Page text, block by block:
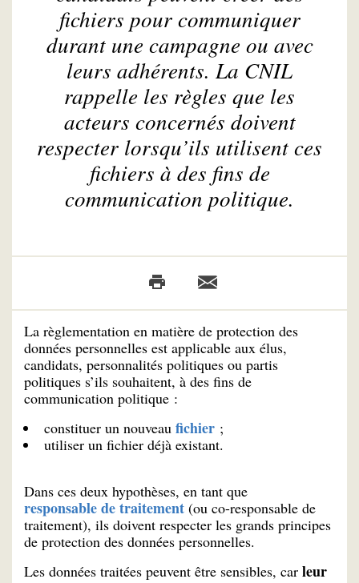
fichiers pour communiquer
durant une campagne ou avec
leurs adhérents. La CNIL
rappelle les règles que les
acteurs concernés doivent
respecter lorsqu’ils utilisent ces
fichiers à des fins de
communication politique.
La règlementation en matière de protection des
données personnelles est applicable aux élus,
candidats, personnalités politiques ou partis
politiques s’ils souhaitent, à des fins de
communication politique :
constituer un nouveau fichier ;
utiliser un fichier déjà existant.
Dans ces deux hypothèses, en tant que
responsable de traitement (ou co-responsable de
traitement), ils doivent respecter les grands principes
de protection des données personnelles.
Les données traitées peuvent être sensibles, car leur